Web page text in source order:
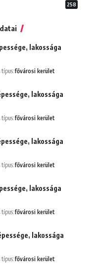
258
lakossága
típus:fővárosi kerület
lakossága
típus:fővárosi kerület
lakossága
típus:fővárosi kerület
lakossága
típus:fővárosi kerület
lakossága
típus:fővárosi kerület